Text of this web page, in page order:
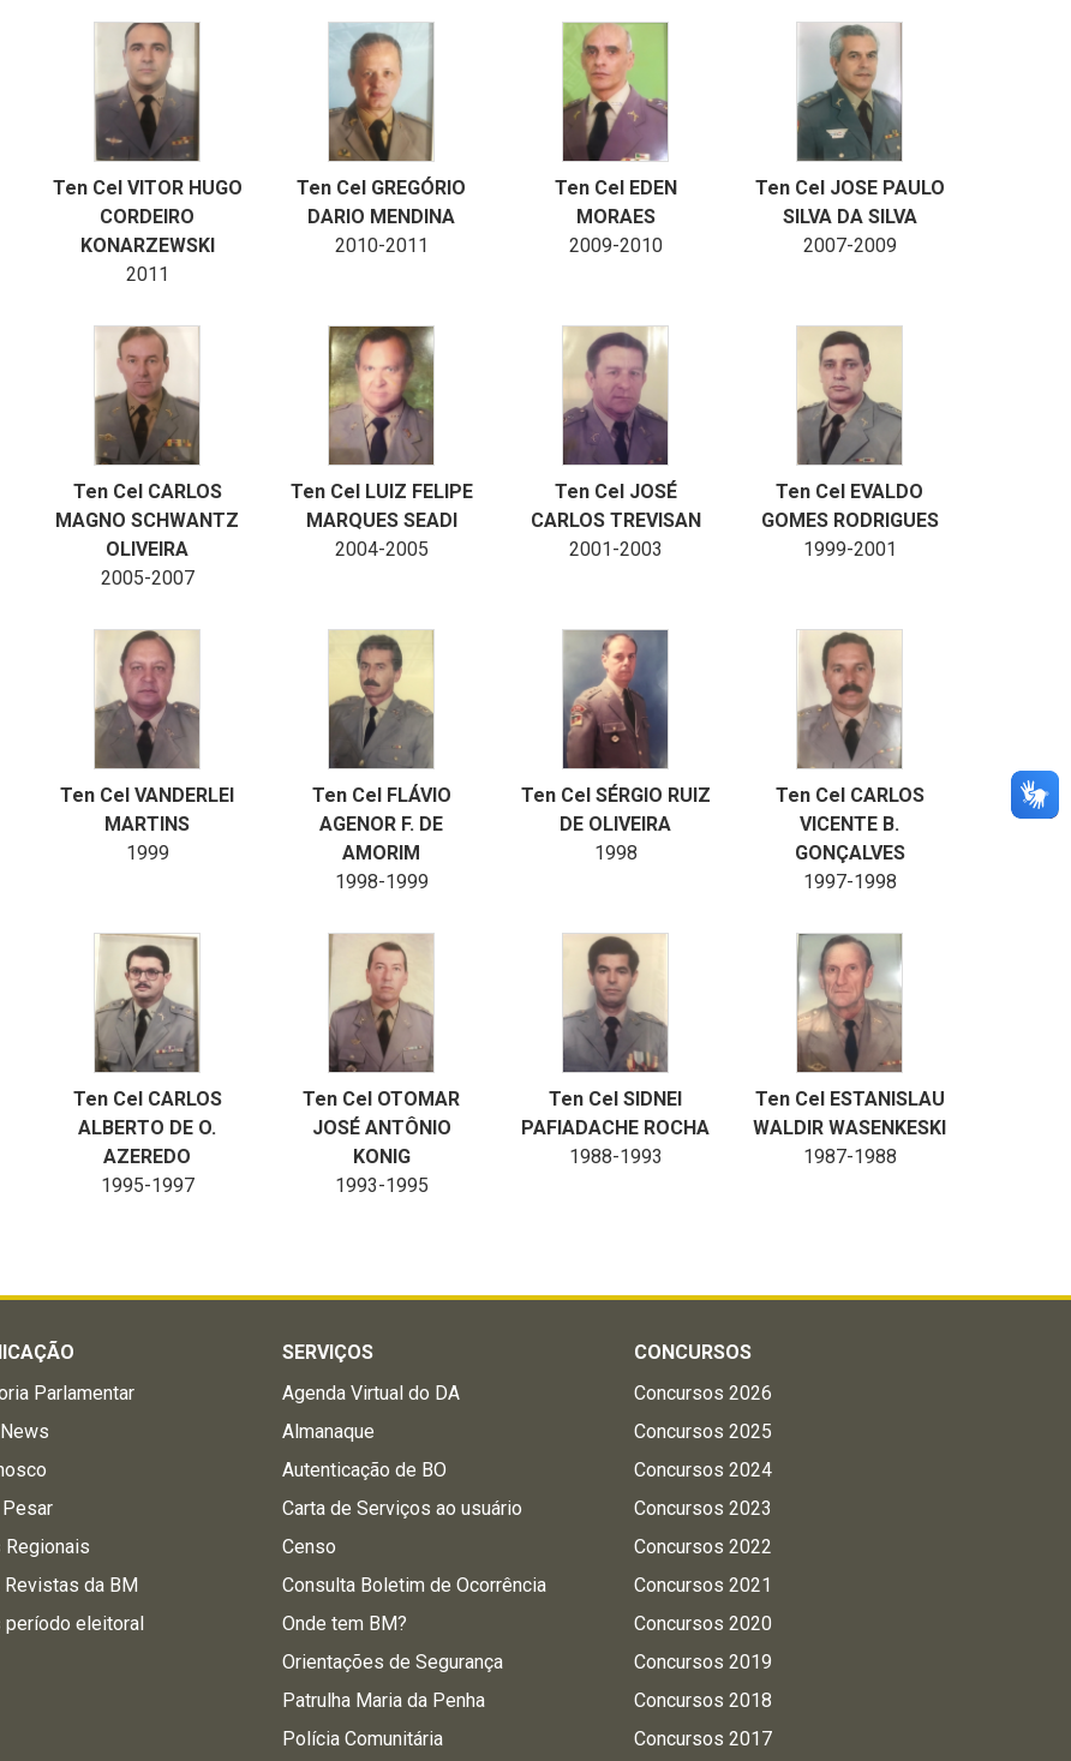
Ten Cel VITOR HUGO
CORDEIRO
KONARZEWSKI
2011
Ten Cel GREGÓRIO
DARIO MENDINA
2010-2011
Ten Cel EDEN
MORAES
2009-2010
Ten Cel JOSE PAULO
SILVA DA SILVA
2007-2009
Ten Cel CARLOS
MAGNO SCHWANTZ
OLIVEIRA
2005-2007
Ten Cel LUIZ FELIPE
MARQUES SEADI
2004-2005
Ten Cel JOSÉ
CARLOS TREVISAN
2001-2003
Ten Cel EVALDO
GOMES RODRIGUES
1999-2001
Ten Cel VANDERLEI
MARTINS
1999
Ten Cel FLÁVIO
AGENOR F. DE
AMORIM
1998-1999
Ten Cel SÉRGIO RUIZ
DE OLIVEIRA
1998
Ten Cel CARLOS
VICENTE B.
GONÇALVES
1997-1998
Ten Cel CARLOS
ALBERTO DE O.
AZEREDO
1995-1997
Ten Cel OTOMAR
JOSÉ ANTÔNIO
KONIG
1993-1995
Ten Cel SIDNEI
PAFIADACHE ROCHA
1988-1993
Ten Cel ESTANISLAU
WALDIR WASENKESKI
1987-1988
Parlamentar
da BM
período eleitoral
SERVIÇOS
Agenda Virtual do DA
Almanaque
Autenticação de BO
Carta de Serviços ao usuário
Censo
Consulta Boletim de Ocorrência
Onde tem BM?
Orientações de Segurança
Patrulha Maria da Penha
Polícia Comunitária
CONCURSOS
Concursos 2026
Concursos 2025
Concursos 2024
Concursos 2023
Concursos 2022
Concursos 2021
Concursos 2020
Concursos 2019
Concursos 2018
Concursos 2017